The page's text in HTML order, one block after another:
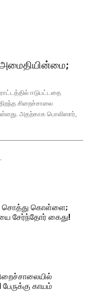
ஈடுபட்டதை
சிறைச்சாலை
அதற்காக பொலிஸார்,
சொத்து கொள்ளை;
சேர்ந்தோர் கைது!
காயம்